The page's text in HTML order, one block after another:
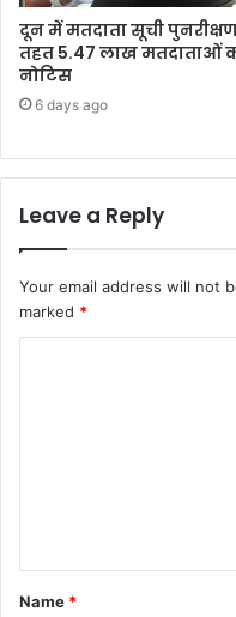
दून में मतदाता सूची
तहत 5.47 लाख मतदाताओं
नोटिस
6 days ago
Leave a Reply
Your email address will not
marked *
t
*
Name *